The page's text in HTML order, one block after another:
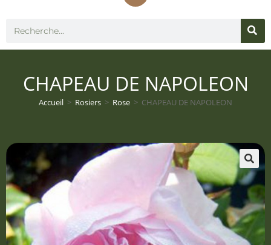
CHAPEAU DE NAPOLEON
Accueil > Rosiers > Rose > CHAPEAU DE NAPOLEON